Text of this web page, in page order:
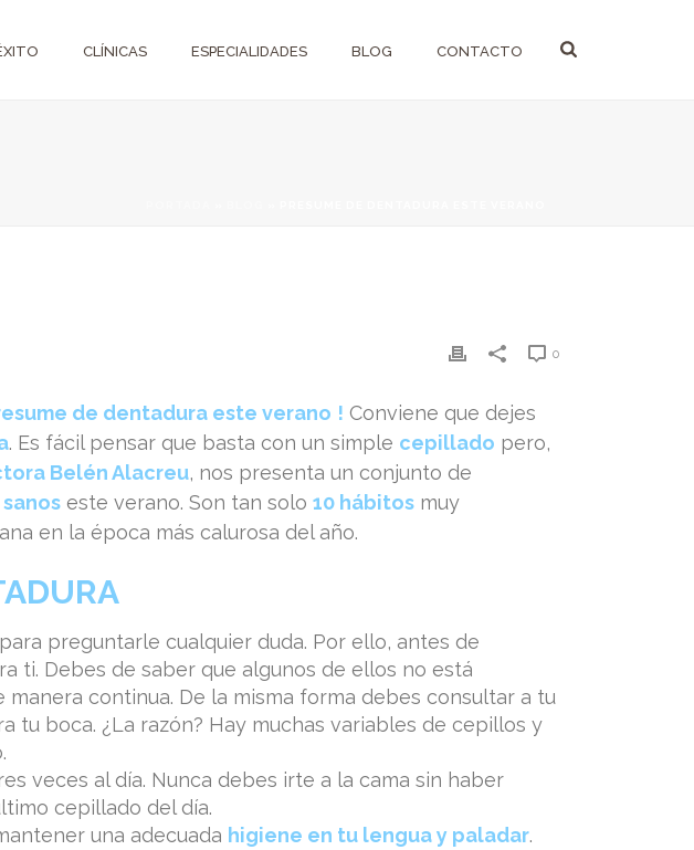
CLÍNICAS ESPECIALIDADES BLOG CONTACTO
0
de dentadura este verano ! Conviene que dejes
. Es fácil pensar que basta con un simple cepillado pero,
Belén Alacreu, nos presenta un conjunto de
este verano. Son tan solo 10 hábitos muy
en la época más calurosa del año.
preguntarle cualquier duda. Por ello, antes de
ti. Debes de saber que algunos de ellos no está
continua. De la misma forma debes consultar a tu
boca. ¿La razón? Hay muchas variables de cepillos y
veces al día. Nunca debes irte a la cama sin haber
cepillado del día.
una adecuada higiene en tu lengua y paladar.